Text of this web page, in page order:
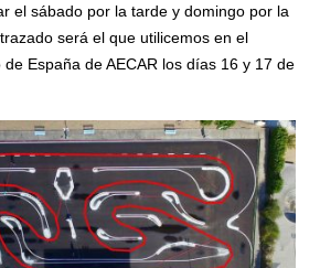
el sábado por la tarde y domingo por la
será el que utilicemos en el
España de AECAR los días 16 y 17 de